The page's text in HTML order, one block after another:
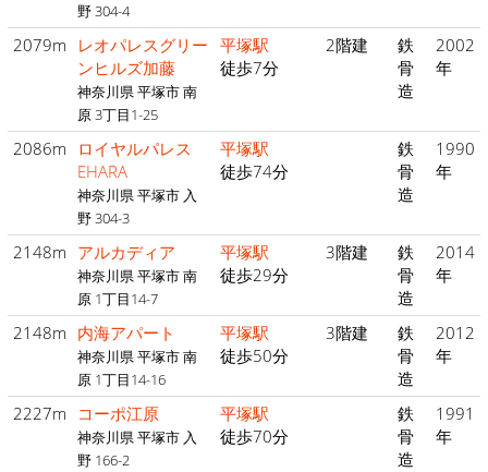
野 304-4
2079m
レオパレスグリー
ンヒルズ加藤
神奈川県 平塚市 南
原 3丁目1-25
平塚駅
徒歩7分
2階建
鉄
骨
造
2002
年
2086m
ロイヤルパレス
EHARA
神奈川県 平塚市 入
野 304-3
平塚駅
徒歩74分
鉄
骨
造
1990
年
2148m アルカディア
神奈川県 平塚市 南
原 1丁目14-7
平塚駅
徒歩29分
3階建
鉄
骨
造
2014
年
2148m 内海アパート
神奈川県 平塚市 南
原 1丁目14-16
平塚駅
徒歩50分
3階建
鉄
骨
造
2012
年
2227m コーポ江原
神奈川県 平塚市 入
野 166-2
平塚駅
徒歩70分
鉄
骨
造
1991
年